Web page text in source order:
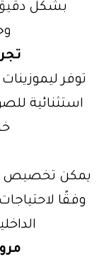
بشكل
توفر
استثنائية
وفقًا